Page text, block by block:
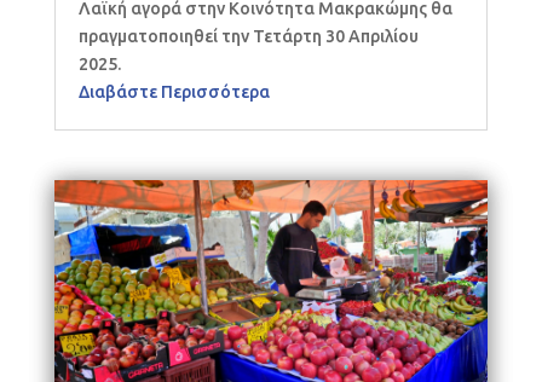
Λαϊκή αγορά στην Κοινότητα Μακρακώμης θα
πραγματοποιηθεί την Τετάρτη 30 Απριλίου
2025.
Διαβάστε Περισσότερα